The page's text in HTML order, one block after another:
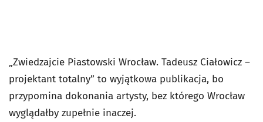
„Zwiedzajcie Piastowski Wrocław. Tadeusz Ciałowicz –
projektant totalny” to wyjątkowa publikacja, bo
przypomina dokonania artysty, bez którego Wrocław
wyglądałby zupełnie inaczej.